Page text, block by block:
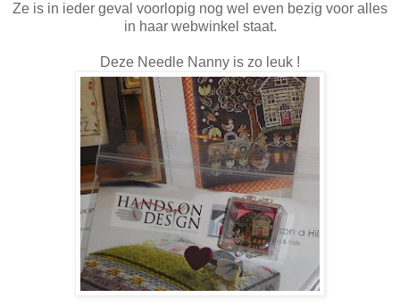
Ze is in ieder geval voorlopig nog wel even bezig voor alles
in haar webwinkel staat.
Deze Needle Nanny is zo leuk !